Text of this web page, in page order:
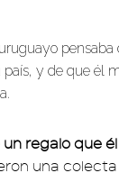
y de que él
regalo que
una